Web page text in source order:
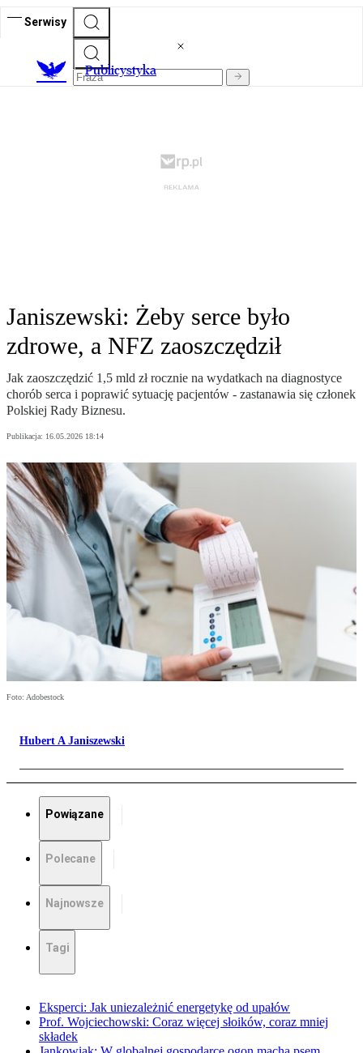
Serwisy
Publicystyka
Janiszewski: Żeby serce było
zdrowe, a NFZ zaoszczędził
Jak zaoszczędzić 1,5 mld zł rocznie na wydatkach na diagnostyce
chorób serca i poprawić sytuację pacjentów - zastanawia się członek
Polskiej Rady Biznesu.
Publikacja: 16.05.2026 18:14
Foto: Adobestock
Hubert A Janiszewski
Powiązane
Polecane
Najnowsze
Tagi
Eksperci: Jak uniezależnić energetykę od upałów
Prof. Wojciechowski: Coraz więcej słoików, coraz mniej
składek